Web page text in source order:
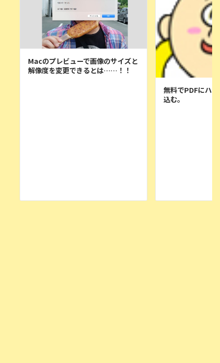
Macのプレビューで画像のサイズと
解像度を変更できるとは……！！
無料でPDFにハ
込む。